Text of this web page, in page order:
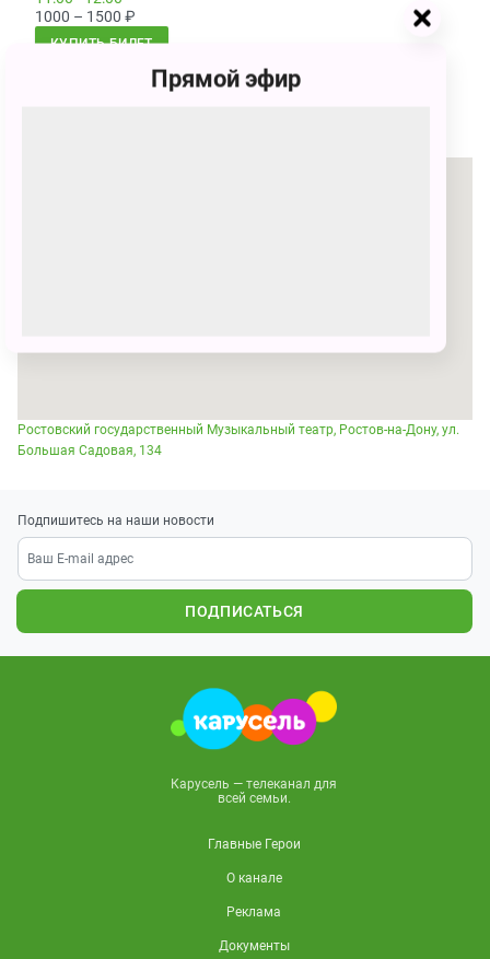
1000 – 1500 ₽
КУПИТЬ БИЛЕТ
Ростовский государственный Музыкальный театр, Ростов-на-Дону, ул.
Большая Садовая, 134
Подпишитесь на наши новости
ПОДПИСАТЬСЯ
Карусель — телеканал для
всей семьи.
Главные Герои
О канале
Реклама
Документы
Прямой эфир